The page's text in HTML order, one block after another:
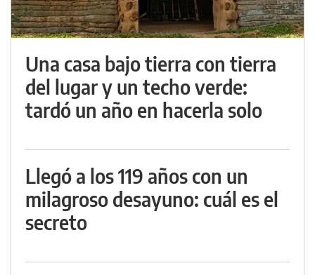
Una casa bajo tierra con tierra
del lugar y un techo verde:
tardó un año en hacerla solo
Llegó a los 119 años con un
milagroso desayuno: cuál es el
secreto